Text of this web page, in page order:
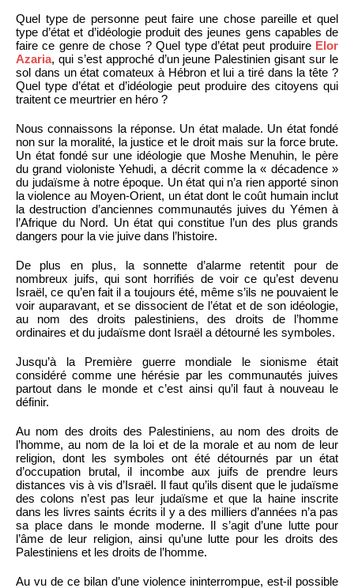
Quel type de personne peut faire une chose pareille et quel
type d’état et d’idéologie produit des jeunes gens capables de
faire ce genre de chose ? Quel type d’état peut produire Elor
Azaria, qui s’est approché d’un jeune Palestinien gisant sur le
sol dans un état comateux à Hébron et lui a tiré dans la tête ?
Quel type d’état et d’idéologie peut produire des citoyens qui
traitent ce meurtrier en héro ?
Nous connaissons la réponse. Un état malade. Un état fondé
non sur la moralité, la justice et le droit mais sur la force brute.
Un état fondé sur une idéologie que Moshe Menuhin, le père
du grand violoniste Yehudi, a décrit comme la « décadence »
du judaïsme à notre époque. Un état qui n’a rien apporté sinon
la violence au Moyen-Orient, un état dont le coût humain inclut
la destruction d’anciennes communautés juives du Yémen à
l’Afrique du Nord. Un état qui constitue l’un des plus grands
dangers pour la vie juive dans l’histoire.
De plus en plus, la sonnette d’alarme retentit pour de
nombreux juifs, qui sont horrifiés de voir ce qu’est devenu
Israël, ce qu’en fait il a toujours été, même s’ils ne pouvaient le
voir auparavant, et se dissocient de l’état et de son idéologie,
au nom des droits palestiniens, des droits de l’homme
ordinaires et du judaïsme dont Israël a détourné les symboles.
Jusqu’à la Première guerre mondiale le sionisme était
considéré comme une hérésie par les communautés juives
partout dans le monde et c’est ainsi qu’il faut à nouveau le
définir.
Au nom des droits des Palestiniens, au nom des droits de
l’homme, au nom de la loi et de la morale et au nom de leur
religion, dont les symboles ont été détournés par un état
d’occupation brutal, il incombe aux juifs de prendre leurs
distances vis à vis d’Israël. Il faut qu’ils disent que le judaïsme
des colons n’est pas leur judaïsme et que la haine inscrite
dans les livres saints écrits il y a des milliers d’années n’a pas
sa place dans le monde moderne. Il s’agit d’une lutte pour
l’âme de leur religion, ainsi qu’une lutte pour les droits des
Palestiniens et les droits de l’homme.
Au vu de ce bilan d’une violence ininterrompue, est-il possible